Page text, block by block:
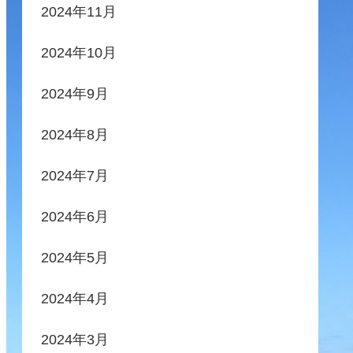
2024年11月
2024年10月
2024年9月
2024年8月
2024年7月
2024年6月
2024年5月
2024年4月
2024年3月